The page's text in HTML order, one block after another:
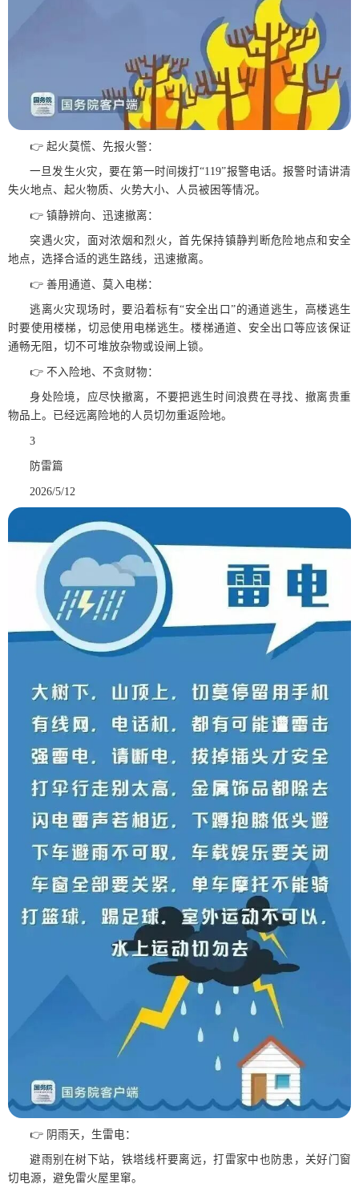
👉 起火莫慌、先报火警：
一旦发生火灾，要在第一时间拨打“119”报警电话。报警时请讲清
失火地点、起火物质、火势大小、人员被困等情况。
👉 镇静辨向、迅速撤离：
突遇火灾，面对浓烟和烈火，首先保持镇静判断危险地点和安全
地点，选择合适的逃生路线，迅速撤离。
👉 善用通道、莫入电梯：
逃离火灾现场时，要沿着标有“安全出口”的通道逃生，高楼逃生
时要使用楼梯，切忌使用电梯逃生。楼梯通道、安全出口等应该保证
通畅无阻，切不可堆放杂物或设闸上锁。
👉 不入险地、不贪财物：
身处险境，应尽快撤离，不要把逃生时间浪费在寻找、撤离贵重
物品上。已经远离险地的人员切勿重返险地。
3
防雷篇
2026/5/12
👉 阴雨天，生雷电：
避雨别在树下站，铁塔线杆要离远，打雷家中也防患，关好门窗
切电源，避免雷火屋里窜。